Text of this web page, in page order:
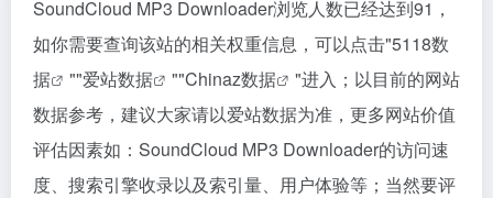
SoundCloud MP3 Downloader浏览人数已经达到91，
如你需要查询该站的相关权重信息，可以点击"5118数
据
""爱站数据 ""Chinaz数据
"进入；以目前的网站
数据参考，建议大家请以爱站数据为准，更多网站价值
评估因素如：SoundCloud MP3 Downloader的访问速
度、搜索引擎收录以及索引量、用户体验等；当然要评